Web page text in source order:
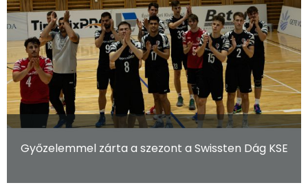
Győzelemmel zárta a szezont a Swissten Dág KSE